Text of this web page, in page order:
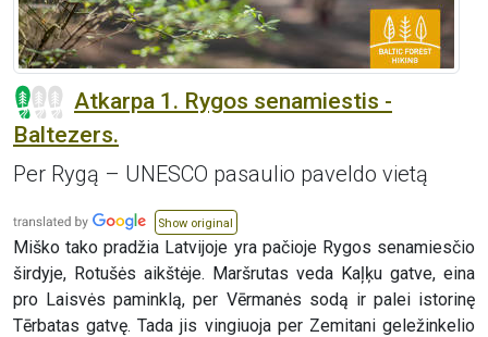
Atkarpa 1. Rygos senamiestis -
Baltezers.
Per Rygą – UNESCO pasaulio paveldo vietą
Show original
Miško tako pradžia Latvijoje yra pačioje Rygos senamiesčio
širdyje, Rotušės aikštėje. Maršrutas veda Kaļķu gatve, eina
pro Laisvės paminklą, per Vērmanės sodą ir palei istorinę
Tērbatas gatvę. Tada jis vingiuoja per Zemitani geležinkelio